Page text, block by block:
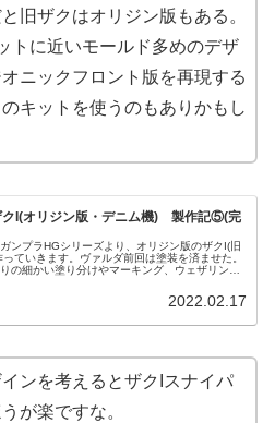
旧ザクはオリジン版もある。
トに近いモールド多めのデザ
ニックフロント版を再現する
キットを使うのもありかもし
I(オリジン版・デニム機) 製作記⑤(完
ンプラHGシリーズより、オリジン版のザクI(旧
っていきます。ヴァルダ前回は塗装を済ませた。
の細かい塗り分けやマーキング、ウェザリング
2022.02.17
ンを考えるとザクIスナイパ
が楽ですな。